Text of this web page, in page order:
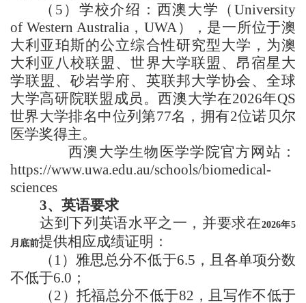
（ 5 ）学校介绍： 西澳大学（University
of Western Australia， UWA），是一所位于澳
大利亚珀斯的公立综合性研究型大学，为澳
大利亚八校联盟、世界大学联盟、昂宿星大
学联盟、砂岩学府、英联邦大学协会、全球
大学高研院联盟成员。西澳大学在2026年QS
世界大学排名中位列第77名，拥有2位诺贝尔
医学奖得主。
西澳大学生物医学学院官方网站：
https://www.uwa.edu.au/schools/biomedical-
sciences
3、英语要求
达到下列英语水平之一，并要求在2026年5
月底前提供相应成绩证明：
（ 1）雅思总分不低于6.5 ，且各单项分数
不低于6.0 ；
（2 ）托福总分不低于82 ，且写作不低于